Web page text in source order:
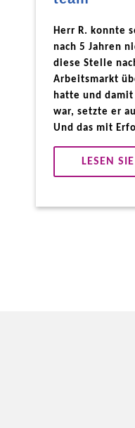
Projektleitung:
AUF KARTE
Herr R. konnte
nach 5 Jahren
diese Stelle
Arbeitsmarkt
hatte und
war, setzte er
Und das mit
LESEN